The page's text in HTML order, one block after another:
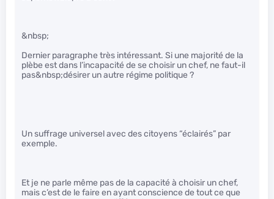
&nbsp;
Dernier paragraphe très intéressant. Si une majorité de la
plèbe est dans l’incapacité de se choisir un chef, ne faut-il
pas&nbsp;désirer un autre régime politique ?
Un suffrage universel avec des citoyens “éclairés” par
exemple.
Et je ne parle même pas de la capacité à choisir un chef,
mais c’est de le faire en ayant conscience de tout ce que